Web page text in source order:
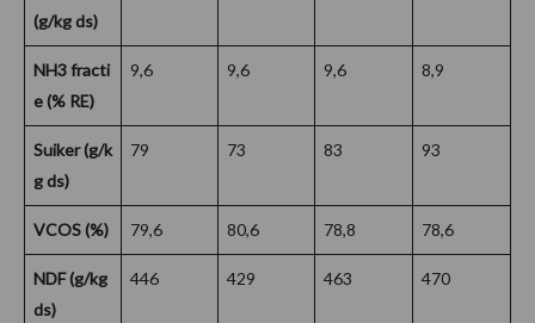
(g/kg ds)
NH3 fracti
e (% RE)
9,6 9,6 9,6 8,9
Suiker (g/k
g ds)
79 73 83 93
VCOS (%) 79,6 80,6 78,8 78,6
NDF (g/kg
ds)
446 429 463 470